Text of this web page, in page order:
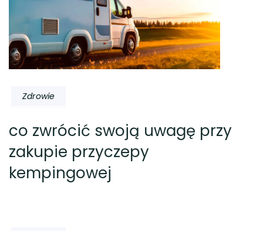
Zdrowie
co zwrócić swoją uwagę przy
zakupie przyczepy
kempingowej